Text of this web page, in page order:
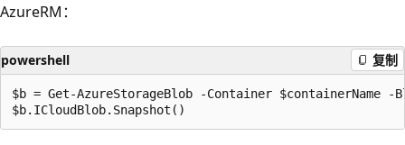
AzureRM：
powershell 复制
$b = Get-AzureStorageBlob -Container $containerName -